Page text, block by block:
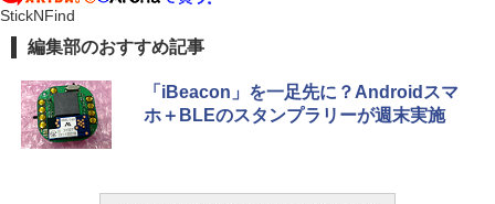
StickNFind
編集部のおすすめ記事
「iBeacon」を一足先に？Androidスマ
ホ＋BLEのスタンプラリーが週末実施